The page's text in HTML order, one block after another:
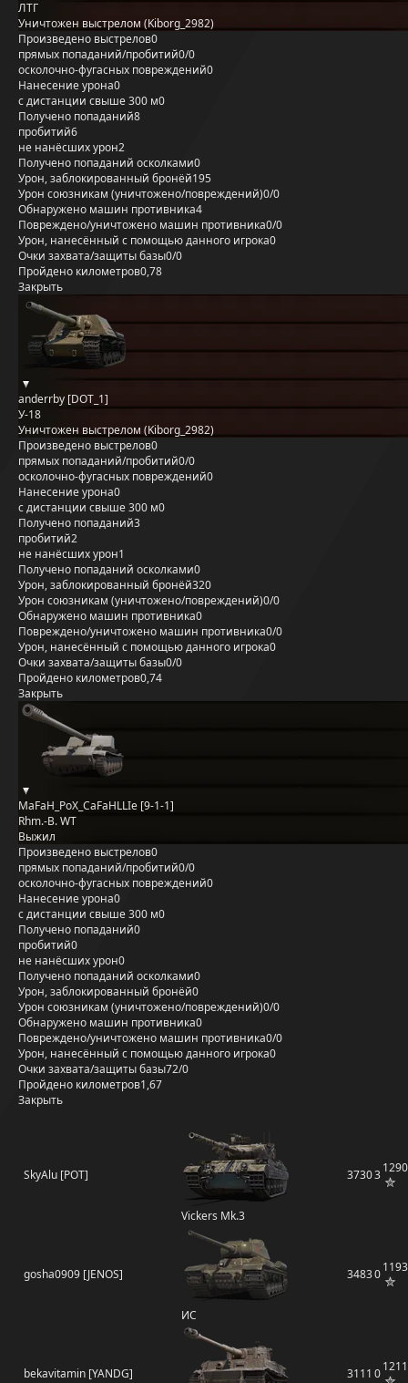
ЛТГ
Уничтожен выстрелом (Kiborg_2982)
Произведено выстрелов0
прямых попаданий/пробитий0/0
осколочно-фугасных повреждений0
Нанесение урона0
с дистанции свыше 300 м0
Получено попаданий8
пробитий6
не нанёсших урон2
Получено попаданий осколками0
Урон, заблокированный бронёй195
Урон союзникам (уничтожено/повреждений)0/0
Обнаружено машин противника4
Повреждено/уничтожено машин противника0/0
Урон, нанесённый с помощью данного игрока0
Очки захвата/защиты базы0/0
Пройдено километров0,78
Закрыть
anderrby [DOT_1]
У-18
Уничтожен выстрелом (Kiborg_2982)
Произведено выстрелов0
прямых попаданий/пробитий0/0
осколочно-фугасных повреждений0
Нанесение урона0
с дистанции свыше 300 м0
Получено попаданий3
пробитий2
не нанёсших урон1
Получено попаданий осколками0
Урон, заблокированный бронёй320
Урон союзникам (уничтожено/повреждений)0/0
Обнаружено машин противника0
Повреждено/уничтожено машин противника0/0
Урон, нанесённый с помощью данного игрока0
Очки захвата/защиты базы0/0
Пройдено километров0,74
Закрыть
MaFaH_PoX_CaFaHLLIe [9-1-1]
Rhm.-B. WT
Выжил
Произведено выстрелов0
прямых попаданий/пробитий0/0
осколочно-фугасных повреждений0
Нанесение урона0
с дистанции свыше 300 м0
Получено попаданий0
пробитий0
не нанёсших урон0
Получено попаданий осколками0
Урон, заблокированный бронёй0
Урон союзникам (уничтожено/повреждений)0/0
Обнаружено машин противника0
Повреждено/уничтожено машин противника0/0
Урон, нанесённый с помощью данного игрока0
Очки захвата/защиты базы72/0
Пройдено километров1,67
Закрыть
SkyAlu [POT]
Vickers Mk.3
373031290
gosha0909 [JENOS]
ИС
348301193
bekavitamin [YANDG] 3111 01211